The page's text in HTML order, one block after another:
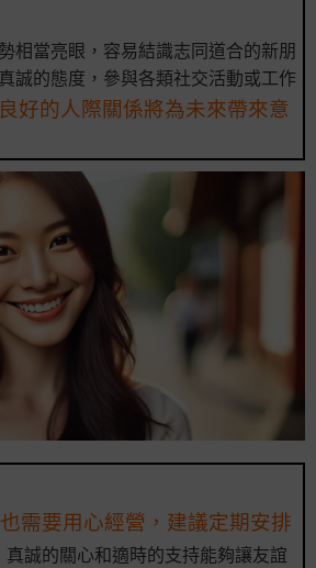
相當亮眼，容易結識志同道合的新朋
誠的態度，參與各類社交活動或工作
良好的人際關係將為未來帶來意
需要用心經營，建議定期安排
真誠的關心和適時的支持能夠讓友誼